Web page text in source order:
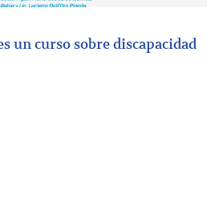
un curso sobre discapacidad